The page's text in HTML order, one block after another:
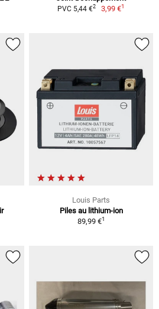
PVC 5,44 €2 3,99 €1
Louis Parts
Piles au lithium-ion
89,99 €1